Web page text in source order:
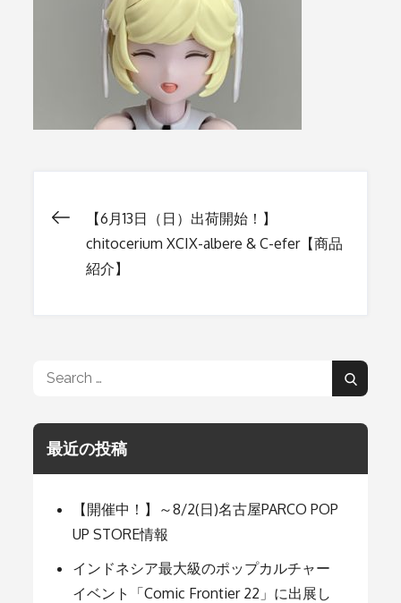
投
ゲ
ー
シ
【6月13日（日）出荷開始！】
chitocerium XCIX-albere & C-efer【商品
紹介】
Search
Search
最近の投稿
【開催中！】～8/2(日)名古屋PARCO POP
UP STORE情報
インドネシア最大級のポップカルチャー
イベント「Comic Frontier 22」に出展し